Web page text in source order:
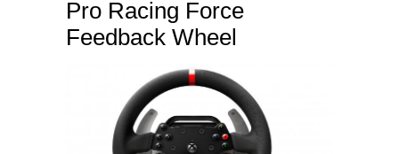
Pro Racing Force
Feedback Wheel